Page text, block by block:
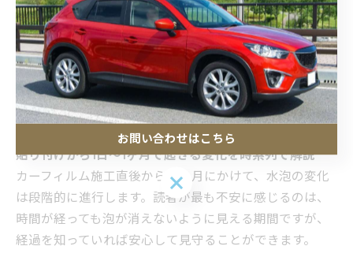
施工環境として、晴れた屋外に駐車する方が圧倒的に乾
燥は早く進みます。日陰や屋内では乾燥時間が延びるた
め、施工後の駐車場所や日当たりの条件も考慮すること
が大切です。さらに、ガラスの厚みや窓の角度などによ
っても乾燥の進み方に差が出るため、条件を見ながら過
度に触らず経過を観察する姿勢が求められます。
貼り付けから1日〜1ヶ月で起きる変化を時系列で解説
カーフィルム施工直後から一ヶ月にかけて、水泡の変化
は段階的に進行します。読者が最も不安に感じるのは、
時間が経っても泡が消えないように見える期間ですが、
経過を知っていれば安心して見守ることができます。
お問い合わせはこちら
お問い合わせはこちら